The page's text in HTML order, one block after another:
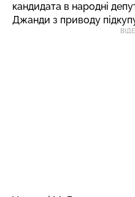
кандидата в народні
Джанди з приводу